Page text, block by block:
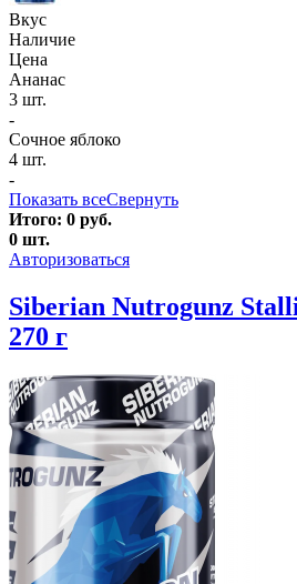
Вкус
Наличие
Цена
Ананас
3 шт.
-
Сочное яблоко
4 шт.
-
Показать всеСвернуть
Итого: 0 руб.
0 шт.
Авторизоваться
Siberian Nutrogunz
270 г